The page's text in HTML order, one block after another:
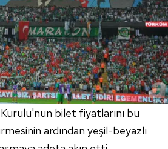
bilet fiyatlarını bu
ardından yeşil-beyazlı